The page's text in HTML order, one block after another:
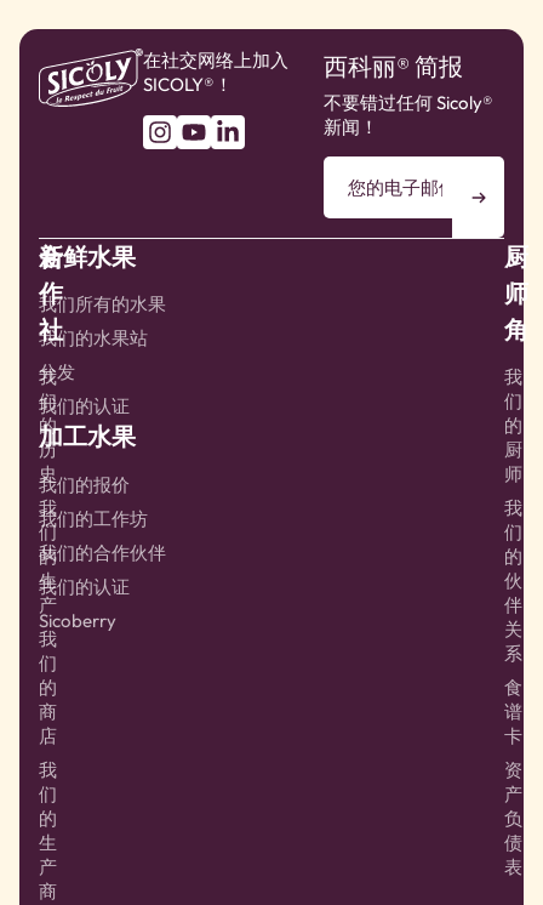
在社交网络上加入
SICOLY®！
西科丽® 简报
不要错过任何 Sicoly®
新闻！
合
作
社
我
们
的
历
史
我
们
的
生
产
我
们
的
商
店
我
们
的
生
产
商
新鲜水果
我们所有的水果
我们的水果站
分发
我们的认证
加工水果
我们的报价
我们的工作坊
我们的合作伙伴
我们的认证
Sicoberry
厨
师
角
我
们
的
厨
师
我
们
的
伙
伴
关
系
食
谱
卡
资
产
负
债
表